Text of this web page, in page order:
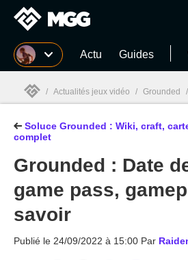
MGG Actu Guides
MGG
/ Actualités jeux vidéo / Grounded /
Soluce Grounded : Wiki, craft,
complet
Grounded : Date
game pass,
savoir
Publié le 24/09/2022 à 15:00 Par